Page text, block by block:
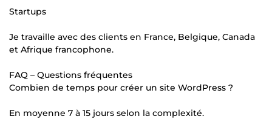
Startups
Je travaille avec des clients en France, Belgique, Canada
et Afrique francophone.
FAQ – Questions fréquentes
Combien de temps pour créer un site WordPress ?
En moyenne 7 à 15 jours selon la complexité.